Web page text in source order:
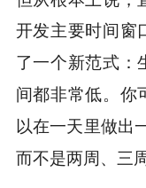
开发主要时间窗
了一个新范式：
间都非常低。你
以在一天里做出
而不是两周、三